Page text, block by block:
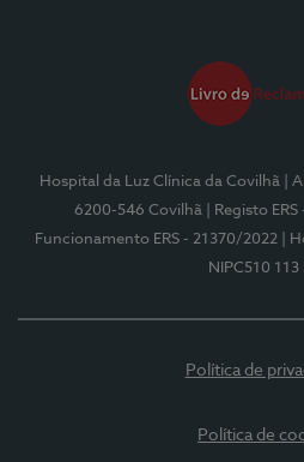
Hospital da Luz Clínica da Covilhã
|
6200-546 Covilhã
| Registo
Funcionamento ERS - 21370/2022
|
NIPC510 113
Política de
Política de